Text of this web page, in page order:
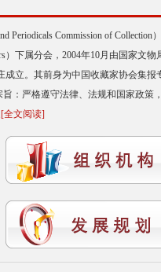
Periodicals Commission of Collection
）下属分会，2004年10月由国家文物
成立。其前身为中国收藏家协会集报
：严格遵守法律、法规和国家政策
[全文阅读]